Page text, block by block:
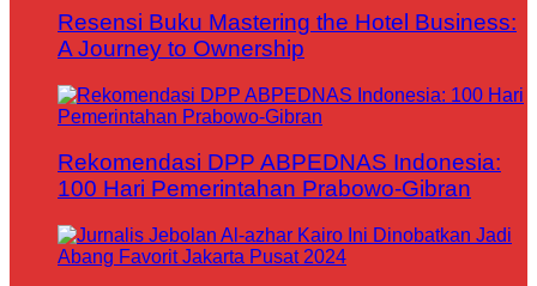
Resensi Buku Mastering the Hotel Business:
A Journey to Ownership
Rekomendasi DPP ABPEDNAS Indonesia:
100 Hari Pemerintahan Prabowo-Gibran